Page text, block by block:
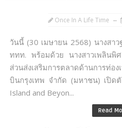
Once In A Life Time
วันนี้ (30 เมษายน 2568) นางสา
ททท. พร้อมด้วย นางสาวเพลินพิ
ส่วนส่งเสริมการตลาดด้านการท่อ
บินกรุงเทพ จำกัด (มหาชน) เปิดตั
Island and Beyon...
Read